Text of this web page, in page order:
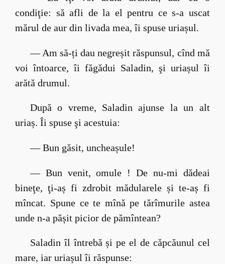
condiţie: să afli de la el pentru ce s-a uscat
mărul de aur din livada mea, îi spuse uriașul.
— Am să-ți dau negreșit răspunsul, cînd mă
voi întoarce, îi făgădui Saladin, şi uriașul îi
arătă drumul.
După o vreme, Saladin ajunse la un alt
uriaș. Îi spuse şi acestuia:
— Bun găsit, uncheașule!
— Bun venit, omule ! De nu-mi dădeai
bineţe, ţi-aș fi zdrobit mădularele și te-aș fi
mîncat. Spune ce te mînă pe tărîmurile astea
unde n-a pășit picior de pămîntean?
Saladin îl întrebă și pe el de căpcăunul cel
mare, iar uriașul îi răspunse: